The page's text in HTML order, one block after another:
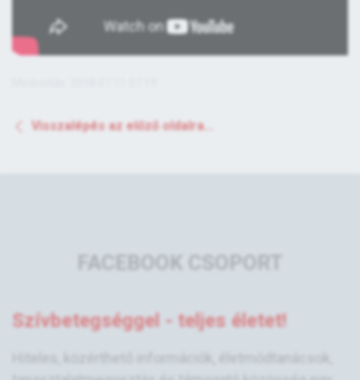
Visszalépés az előző oldalra...
FACEBOOK CSOPORT
Szívbetegséggel - teljes életet!